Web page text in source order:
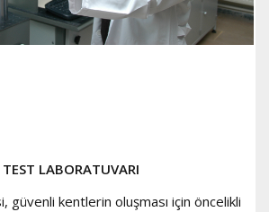
LABORATUVARI
güvenli kentlerin oluşması için öncelikli